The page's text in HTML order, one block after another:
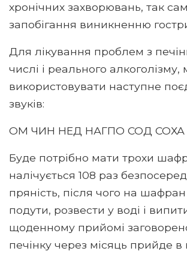
хронічних захворювань, так
запобігання виникненню
Для лікування проблем з
числі і реального
використовувати наступне
звуків:
ОМ ЧИН НЕД НАГПО СОД СОХА
Буде потрібно мати трохи
налічується 108 раз
пряність, після чого на
подути, розвести у воді і
щоденному прийомі
печінку через місяць прийде